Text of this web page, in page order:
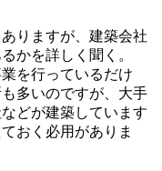
りますが、建築会社
かを詳しく聞く。
を行っているだけ
多いのですが、大手
どが建築しています
おく必用がありま